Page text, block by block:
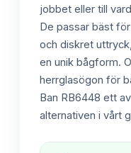
jobbet eller till
De passar bäst
och diskret
en unik bågform.
herrglasögon för
Ban RB6448 ett
alternativen i vårt